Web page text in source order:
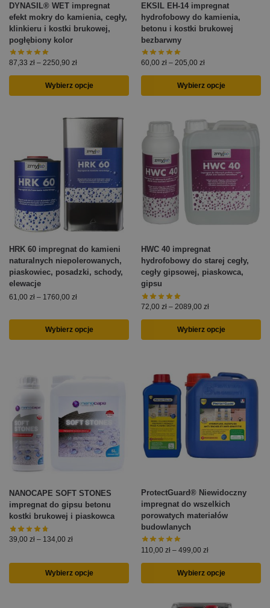
DYNASIL® WET impregnat
efekt mokry do kamienia, cegły,
klinkieru i kostki brukowej,
pogłębiony kolor
87,33 zł – 2250,90 zł
Wybierz opcje
EKSIL EH-14 impregnat
hydrofobowy do kamienia,
betonu i kostki brukowej
bezbarwny
60,00 zł – 205,00 zł
Wybierz opcje
HRK 60 impregnat do kamieni
naturalnych niepolerowanych,
piaskowiec, posadzki, schody,
elewacje
61,00 zł – 1760,00 zł
Wybierz opcje
HWC 40 impregnat
hydrofobowy do starej cegły,
cegły gipsowej, piaskowca,
gipsu
72,00 zł – 2089,00 zł
Wybierz opcje
NANOCAPE SOFT STONES
impregnat do gipsu betonu
kostki brukowej i piaskowca
39,00 zł – 134,00 zł
Wybierz opcje
ProtectGuard® Niewidoczny
impregnat do wszelkich
porowatych materiałów
budowlanych
110,00 zł – 499,00 zł
Wybierz opcje